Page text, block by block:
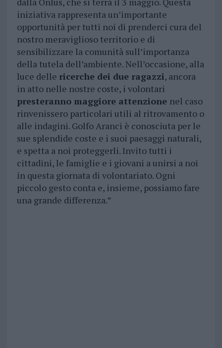
iniziativa rappresenta un’importante
opportunità per tutti noi di prenderci cura del
nostro meraviglioso territorio e di
sensibilizzare la comunità sull’importanza
della tutela dell’ambiente. Nell’occasione, alla
luce delle ricerche dei due ragazzi, ancora
in atto nelle nostre coste, i volontari
presteranno maggiore attenzione nel caso
rinvenissero particolari utili al ritrovamento o
alle indagini. Golfo Aranci è conosciuta per le
sue splendide coste e i suoi paesaggi naturali,
e spetta a noi proteggerli. Invito tutti i
cittadini, le famiglie e i giovani a unirsi a noi
in questa giornata di volontariato. Ogni
piccolo gesto conta e, insieme, possiamo fare
una grande differenza.”